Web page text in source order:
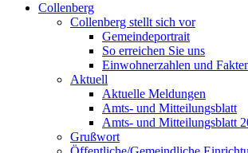
Collenberg
Collenberg stellt sich vor
Gemeindeportrait
So erreichen Sie uns
Einwohnerzahlen und
Aktuell
Aktuelle Meldungen
Amts- und Mitteilungsblatt
Amts- und Mitteilungsblatt
Grußwort